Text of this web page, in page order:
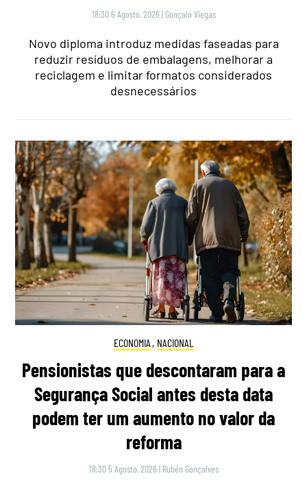
18:30 6 Agosto, 2026 | Gonçalo Viegas
Novo diploma introduz medidas faseadas para
reduzir resíduos de embalagens, melhorar a
reciclagem e limitar formatos considerados
desnecessários
ECONOMIA , NACIONAL
Pensionistas que descontaram para a
Segurança Social antes desta data
podem ter um aumento no valor da
reforma
18:30 5 Agosto, 2026 | Rubén Gonçalves